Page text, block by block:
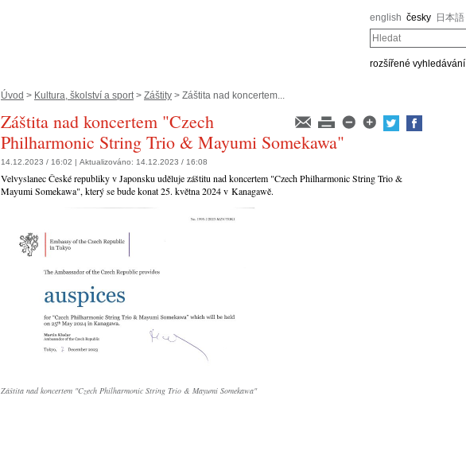
english česky 日本語
Hledat
rozšířené vyhledávání
Úvod > Kultura, školství a sport> Záštity > Záštita nad koncertem...
Záštita nad koncertem "Czech
Philharmonic String Trio & Mayumi Somekawa"
14.12.2023 / 16:02 | Aktualizováno: 14.12.2023 / 16:08
Velvyslanec České republiky v Japonsku uděluje záštitu nad koncertem "Czech Philharmonic String Trio &
Mayumi Somekawa", který se bude konat 25. května 2024 v Kanagawě.
Záštita nad koncertem "Czech Philharmonic String Trio & Mayumi Somekawa"